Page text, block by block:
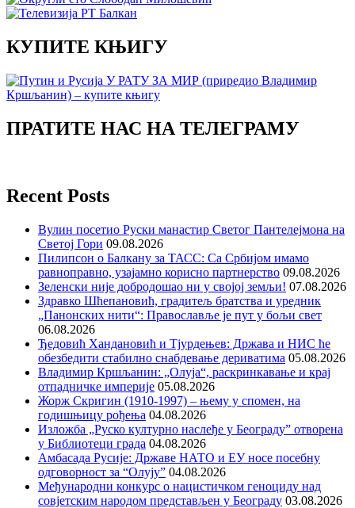
КУПИТЕ КЊИГУ
ПРАТИТЕ НАС НА ТЕЛЕГРАМУ
Recent Posts
Вулин посетио Руски манастир Светог Пантелејмона на
Светој Гори 09.08.2026
Пилипсон о Балкану за ТАСС: Са Србијом имамо
равноправно, узајамно корисно партнерство 09.08.2026
Зеленски није добродошао ни у својој земљи! 07.08.2026
Здравко Шћепановић, градитељ братства и уредник
„Панонских нити“: Православље је пут у бољи свет
06.08.2026
Ђедовић Хандановић и Тјурдењев: Држава и НИС ће
обезбедити стабилно снабдевање дериватима 05.08.2026
Владимир Кршљанин: „Олуја“, раскринкавање и крај
отпадничке империје 05.08.2026
Жорж Скригин (1910-1997) – њему у спомен, на
годишњицу рођења 04.08.2026
Изложба „Руско културно наслеђе у Београду” отворена
у Библиотеци града 04.08.2026
Амбасада Русије: Државе НАТО и ЕУ носе посебну
одговорност за “Олују” 04.08.2026
Међународни конкурс о нацистичком геноциду над
совјетским народом представљен у Београду 03.08.2026